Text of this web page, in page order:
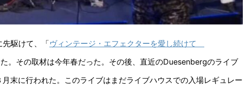
先駆けて、「ヴィンテージ・エフェクターを愛し続けて
。その取材は今年春だった。その後、直近のDuesenbergのライブ
末に行われた。このライブはまだライブハウスでの入場レギュレー